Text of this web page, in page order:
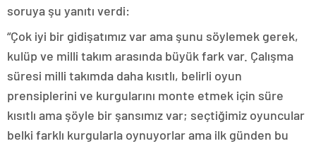
soruya şu yanıtı verdi:
“Çok iyi bir gidişatımız var ama şunu söylemek gerek,
kulüp ve milli takım arasında büyük fark var. Çalışma
süresi milli takımda daha kısıtlı, belirli oyun
prensiplerini ve kurgularını monte etmek için süre
kısıtlı ama şöyle bir şansımız var; seçtiğimiz oyuncular
belki farklı kurgularla oynuyorlar ama ilk günden bu